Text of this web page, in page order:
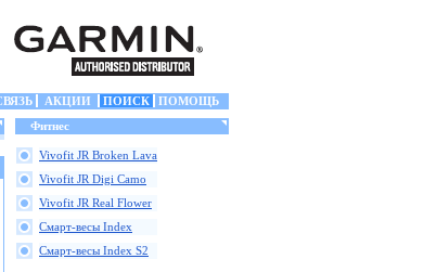
АКЦИИ ПОИСК
ПОМОЩЬ
Фитнес
Vivofit JR Broken Lava
Vivofit JR Digi Camo
Vivofit JR Real Flower
Смарт-весы Index
Смарт-весы Index S2